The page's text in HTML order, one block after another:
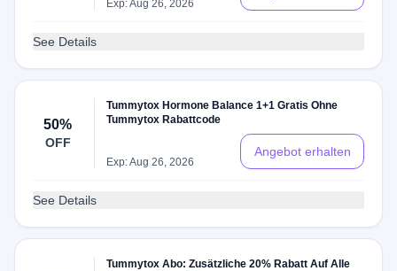
Exp: Aug 26, 2026
See Details
50%
OFF
Tummytox Hormone Balance 1+1 Gratis Ohne
Tummytox Rabattcode
Exp: Aug 26, 2026
Angebot erhalten
See Details
Tummytox Abo: Zusätzliche 20% Rabatt Auf Alle